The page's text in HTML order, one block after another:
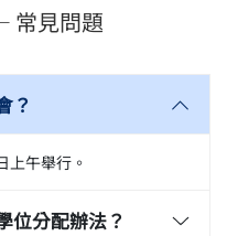
常見問題
？
上午舉行。
位分配辦法？